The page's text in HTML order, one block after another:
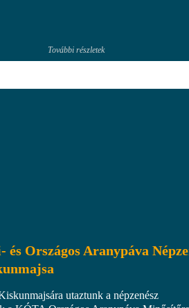
További részletek
és Országos Aranypáva
utaztunk a népzenész